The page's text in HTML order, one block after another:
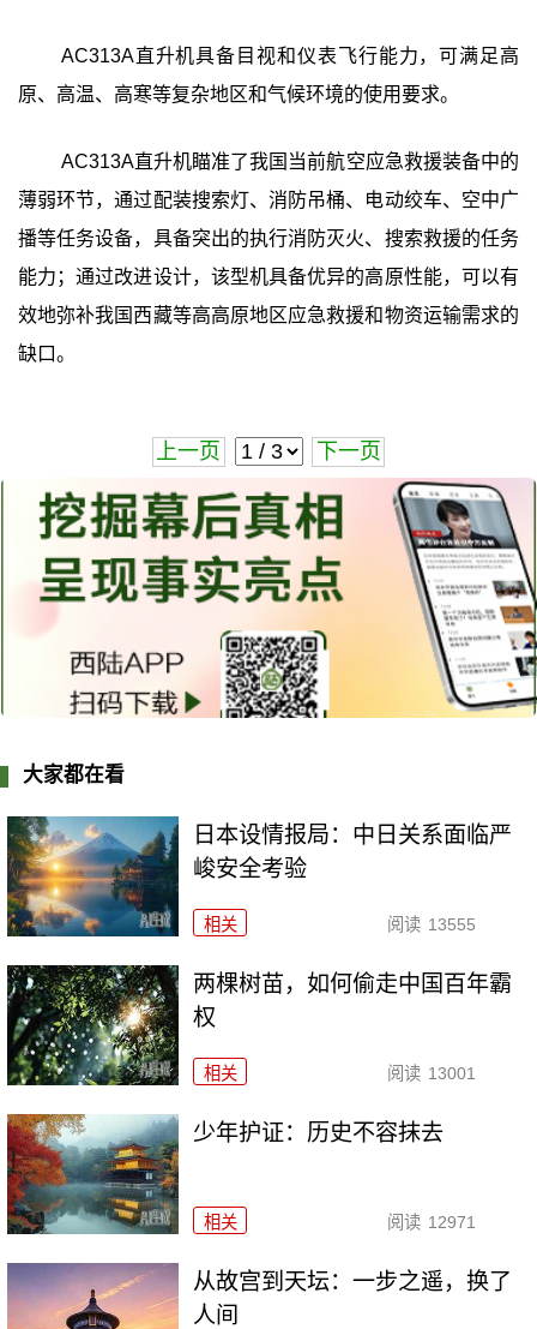
AC313A直升机具备目视和仪表飞行能力，可满足高
原、高温、高寒等复杂地区和气候环境的使用要求。
AC313A直升机瞄准了我国当前航空应急救援装备中的
薄弱环节，通过配装搜索灯、消防吊桶、电动绞车、空中广
播等任务设备，具备突出的执行消防灭火、搜索救援的任务
能力；通过改进设计，该型机具备优异的高原性能，可以有
效地弥补我国西藏等高高原地区应急救援和物资运输需求的
缺口。
上一页 下一页
大家都在看
日本设情报局：中日关系面临严
峻安全考验
相关 阅读 13555
两棵树苗，如何偷走中国百年霸
权
相关 阅读 13001
少年护证：历史不容抹去
相关 阅读 12971
从故宫到天坛：一步之遥，换了
人间